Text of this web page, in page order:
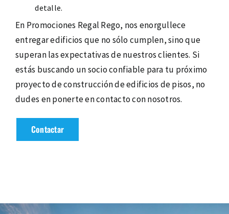
detalle.
En Promociones Regal Rego, nos enorgullece
entregar edificios que no sólo cumplen, sino que
superan las expectativas de nuestros clientes. Si
estás buscando un socio confiable para tu próximo
proyecto de construcción de edificios de pisos, no
dudes en ponerte en contacto con nosotros.
Contactar